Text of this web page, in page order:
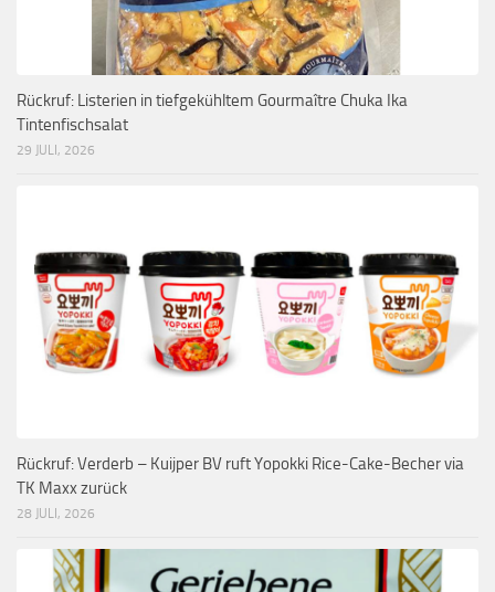
Rückruf: Listerien in tiefgekühltem Gourmaître Chuka Ika
Tintenfischsalat
29 JULI, 2026
Rückruf: Verderb – Kuijper BV ruft Yopokki Rice-Cake-Becher via
TK Maxx zurück
28 JULI, 2026